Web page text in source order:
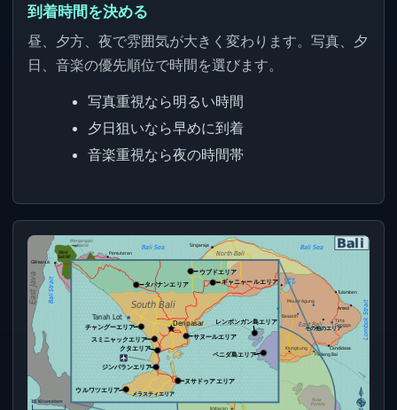
到着時間を決める
昼、夕方、夜で雰囲気が大きく変わります。写真、夕
日、音楽の優先順位で時間を選びます。
写真重視なら明るい時間
夕日狙いなら早めに到着
音楽重視なら夜の時間帯